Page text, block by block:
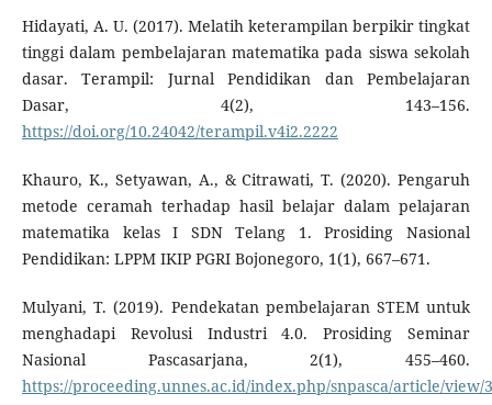
Hidayati, A. U. (2017). Melatih keterampilan berpikir tingkat
tinggi dalam pembelajaran matematika pada siswa sekolah
dasar. Terampil: Jurnal Pendidikan dan Pembelajaran
Dasar, 4(2), 143–156.
https://doi.org/10.24042/terampil.v4i2.2222
Khauro, K., Setyawan, A., & Citrawati, T. (2020). Pengaruh
metode ceramah terhadap hasil belajar dalam pelajaran
matematika kelas I SDN Telang 1. Prosiding Nasional
Pendidikan: LPPM IKIP PGRI Bojonegoro, 1(1), 667–671.
Mulyani, T. (2019). Pendekatan pembelajaran STEM untuk
menghadapi Revolusi Industri 4.0. Prosiding Seminar
Nasional Pascasarjana, 2(1), 455–460.
https://proceeding.unnes.ac.id/index.php/snpasca/article/view/